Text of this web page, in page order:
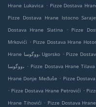
Hrane Lukavica . Pizze Dostava
Pizze Dostava Hrane Istocno
Dostava Hrane Slatina
. Pizze
Mrkovići . Pizze Dostava Hrane
Hrane ووگوسا، Ugorsko .
ووگوسا، . Pizze Dostava Hrane Tilava
Hrane Donje Međuše . Pizze
. Pizze Dostava Hrane Petrovići .
Hrane Tihovići . Pizze Dostava